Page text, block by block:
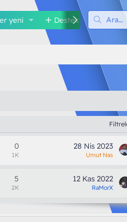
yeni Destek
0
1K
28 Nis 2023
Umut Nas
5
2K
12 Kas 2022
RaMorX